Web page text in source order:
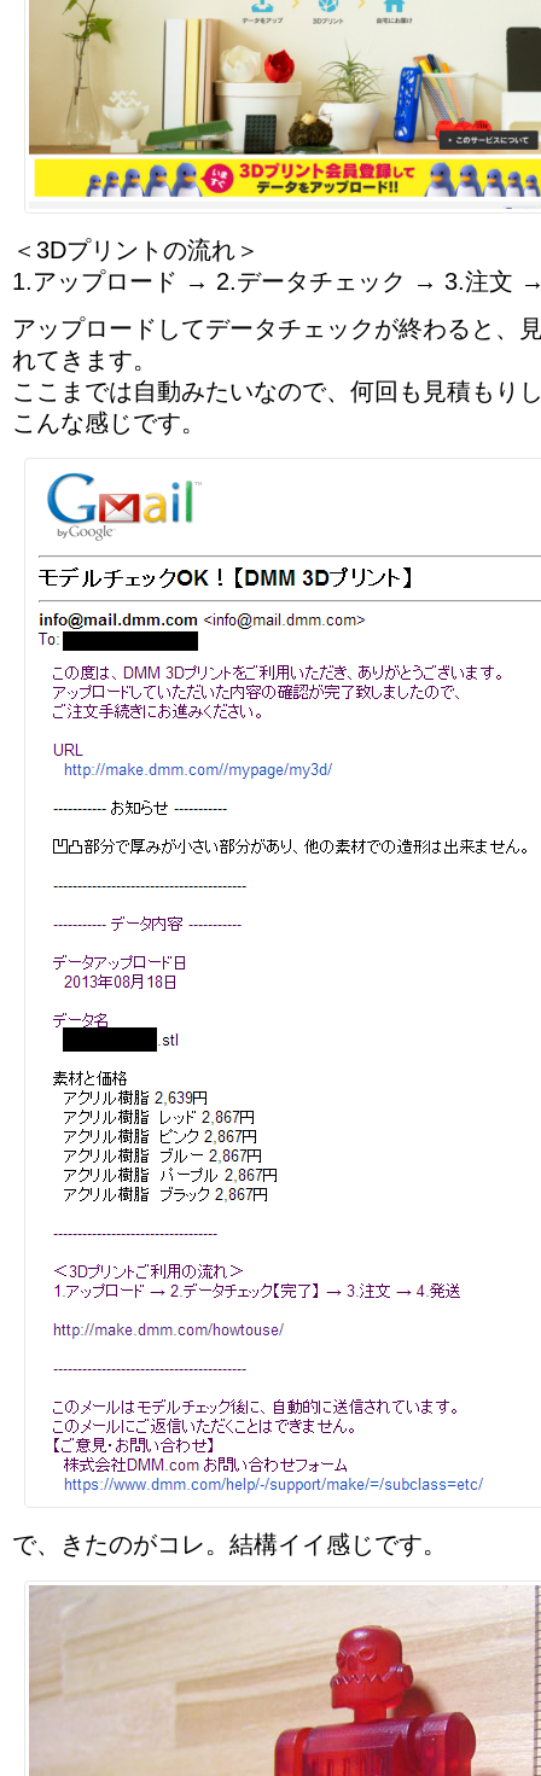
＜3Dプリントの流れ＞
1.アップロード → 2.データチェック → 3.注文
アップロードしてデータチェックが終わると、
れてきます。
ここまでは自動みたいなので、何回も見積もり
こんな感じです。
で、きたのがコレ。結構イイ感じです。